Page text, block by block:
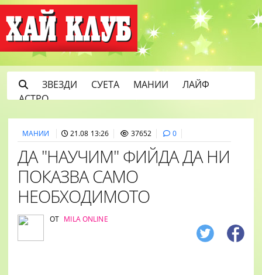
ЗВЕЗДИ СУЕТА МАНИИ
ЛАЙФ
АСТРО
МАНИИ 21.08 13:26 37652 0
ДА "НАУЧИМ" ФИЙДА ДА НИ
ПОКАЗВА САМО
НЕОБХОДИМОТО
ОТ MILA ONLINE